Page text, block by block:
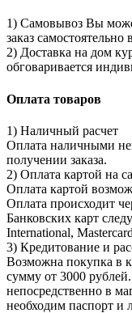
1) Самовывоз Вы
заказ самостоятельно
2) Доставка на дом
обговаривается
Оплата товаров
1) Наличный расчет
Оплата наличными
получении заказа.
2) Оплата картой на
Оплата картой
Оплата происходит
Банковских карт
International,
3) Кредитование и
Возможна покупка в
сумму от 3000
непосредственно в
необходим паспорт и